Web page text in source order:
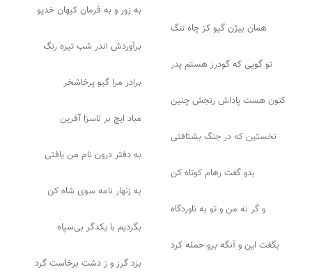
به زور و به فرمان کیهان خدیو
همان بیژن گیو کز چاه تنگ
برآوردش اندر شب تیره رنگ
تو گویی که گودرز هستم پدر
برادر مرا گیو پرخاشخر
کنون هست پاداش رنجش چنین
مباد ایچ بر ناسزا آفرین
نخستین که در جنگ بشتافتی
به دفتر درون نام من یافتی
بدو گفت رهام کوتاه کن
به زنهار نامه سوی شاه کن
و گر نه من و تو به ناوردگاه
بگردیم با یکدگر بی‌سپاه
بگفت این و آنگه برو حمله کرد
بزد گرز و ز دشت برخاست گرد